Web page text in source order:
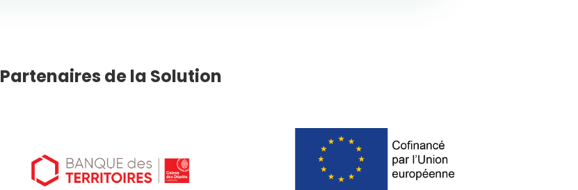
Partenaires de la Solution